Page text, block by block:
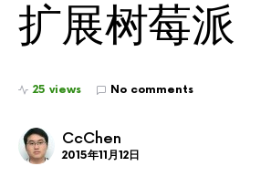
扩展树莓派
25 views No comments
CcChen
2015年11月12日